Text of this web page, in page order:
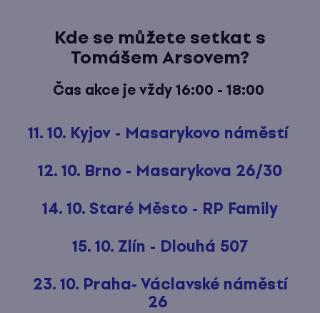
Kde se můžete setkat s
Tomášem Arsovem?
Čas akce je vždy 16:00 - 18:00
11. 10. Kyjov - Masarykovo náměstí
12. 10. Brno - Masarykova 26/30
14. 10. Staré Město - RP Family
15. 10. Zlín - Dlouhá 507
23. 10. Praha- Václavské náměstí
26